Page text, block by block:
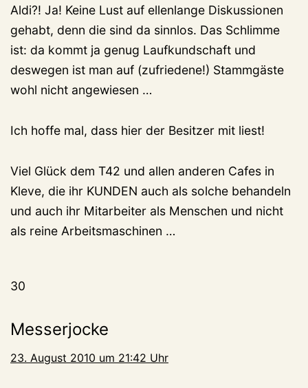
Aldi?! Ja! Keine Lust auf ellenlange Diskussionen
gehabt, denn die sind da sinnlos. Das Schlimme
ist: da kommt ja genug Laufkundschaft und
deswegen ist man auf (zufriedene!) Stammgäste
wohl nicht angewiesen …
Ich hoffe mal, dass hier der Besitzer mit liest!
Viel Glück dem T42 und allen anderen Cafes in
Kleve, die ihr KUNDEN auch als solche behandeln
und auch ihr Mitarbeiter als Menschen und nicht
als reine Arbeitsmaschinen …
30
Messerjocke
23. August 2010 um 21:42 Uhr